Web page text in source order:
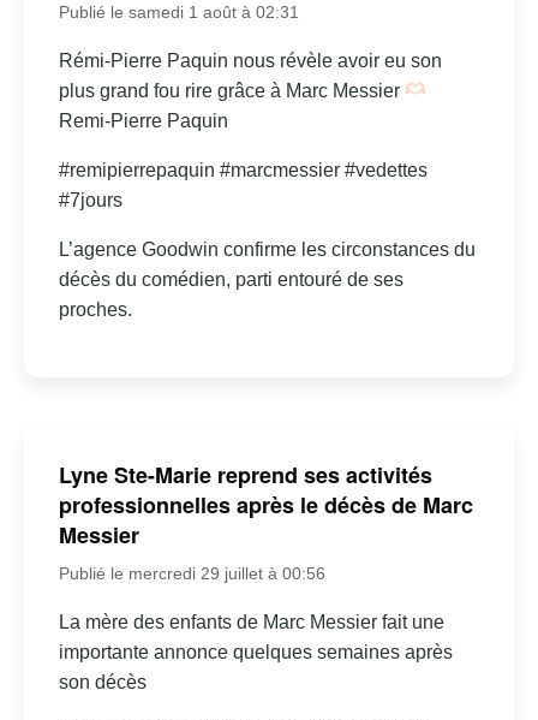
Publié le samedi 1 août à 02:31
Rémi-Pierre Paquin nous révèle avoir eu son
plus grand fou rire grâce à Marc Messier
Remi-Pierre Paquin
#remipierrepaquin #marcmessier #vedettes
#7jours
L’agence Goodwin confirme les circonstances du
décès du comédien, parti entouré de ses
proches.
Lyne Ste-Marie reprend ses activités
professionnelles après le décès de Marc
Messier
Publié le mercredi 29 juillet à 00:56
La mère des enfants de Marc Messier fait une
importante annonce quelques semaines après
son décès